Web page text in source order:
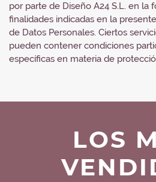
por parte de Diseño A24 S.L. en la
finalidades indicadas en la
de Datos Personales. Ciertos
pueden contener condiciones
específicas en materia de
LOS